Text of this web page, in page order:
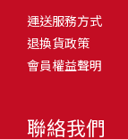
和獨立能力。 幼
練？A: 訓練可從
化黃金期，每次訓
屬啃咬玩具作替
熱，水分流失快
換季時沒有適當調
天注意保暖，提
像是開冷氣又突
活中輕鬆改善看到
透過一些簡單的日
毛、洗澡到增加互
行動吧！ 預防貓
的紙箱。建議一開
使用狀況，再考
$500貓跳台$1,500
咪是非常需要安全
運送服務方式
退換貨政策
會員權益聲明
聯絡我們